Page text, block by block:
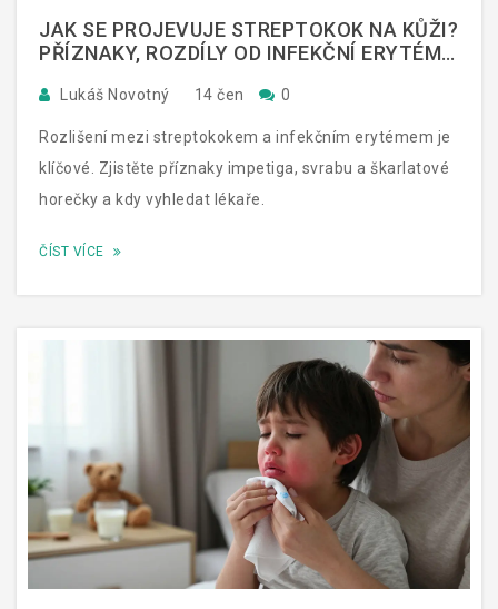
JAK SE PROJEVUJE STREPTOKOK NA KŮŽI?
PŘÍZNAKY, ROZDÍLY OD INFEKČNÍ ERYTÉMU
Lukáš Novotný 14 čen 0
Rozlišení mezi streptokokem a infekčním erytémem je
klíčové. Zjistěte příznaky impetiga, svrabu a škarlatové
horečky a kdy vyhledat lékaře.
ČÍST VÍCE